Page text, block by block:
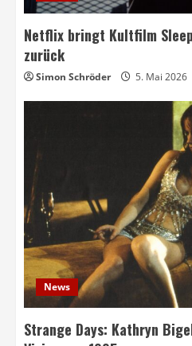
Netflix bringt Kultfilm
zurück
Simon Schröder 5. Mai 2026
News
Strange Days: Kathryn